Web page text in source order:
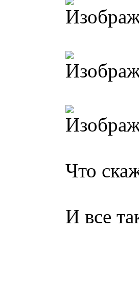
Что
И все